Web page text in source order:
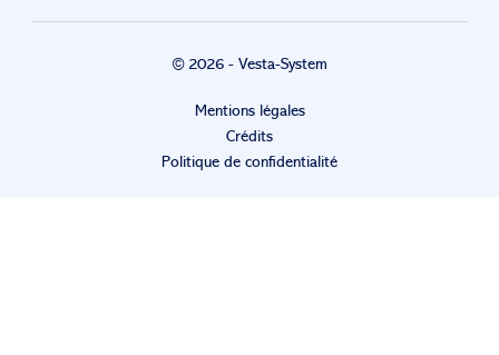
© 2026 - Vesta-System
Mentions légales
Crédits
Politique de confidentialité